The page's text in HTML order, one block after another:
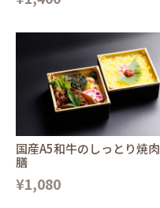
国産A5和牛のしっとり焼肉
膳
¥1,080